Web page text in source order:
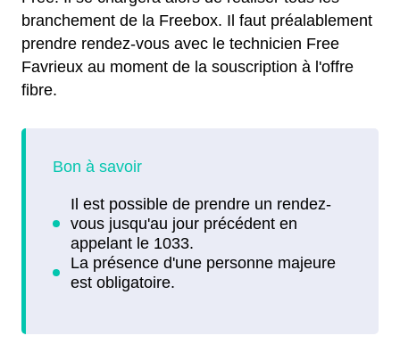
branchement de la Freebox. Il faut préalablement
prendre rendez-vous avec le technicien Free
Favrieux au moment de la souscription à l'offre
fibre.